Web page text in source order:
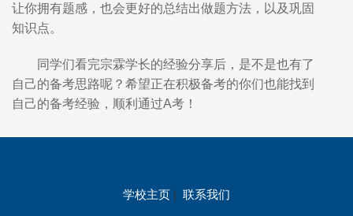
让你拥有题感，也会更好的总结出做题方法，以及巩固
知识点。
同学们看完宗霖学长的经验分享后，是不是也有了
自己的备考思路呢？希望正在积极备考的你们也能找到
自己的备考经验，顺利通过A考！
学校主页 | 联系我们